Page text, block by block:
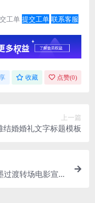
工单 提交工单 联系客服
收藏 点赞(0)
上一篇
结婚婚礼文字标题模板
过渡转场电影宣传